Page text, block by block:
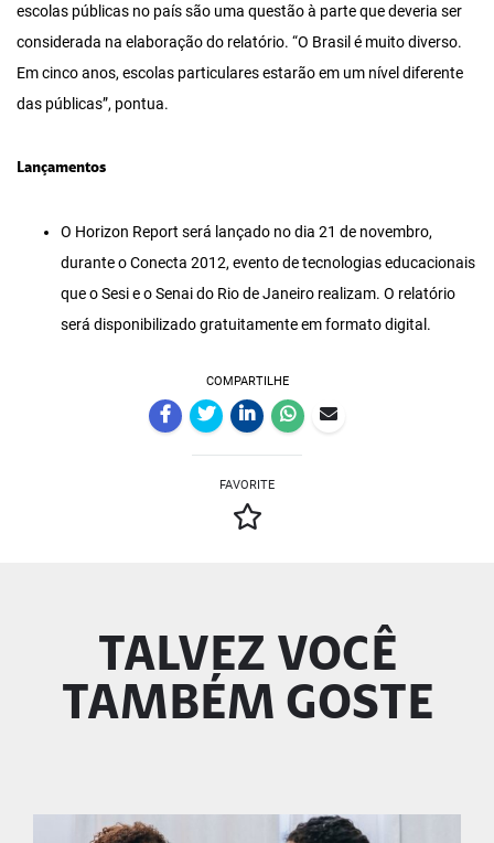
escolas públicas no país são uma questão à parte que deveria ser
considerada na elaboração do relatório. “O Brasil é muito diverso.
Em cinco anos, escolas particulares estarão em um nível diferente
das públicas”, pontua.
Lançamentos
O Horizon Report será lançado no dia 21 de novembro,
durante o Conecta 2012, evento de tecnologias educacionais
que o Sesi e o Senai do Rio de Janeiro realizam. O relatório
será disponibilizado gratuitamente em formato digital.
COMPARTILHE
FAVORITE
TALVEZ VOCÊ
TAMBÉM GOSTE